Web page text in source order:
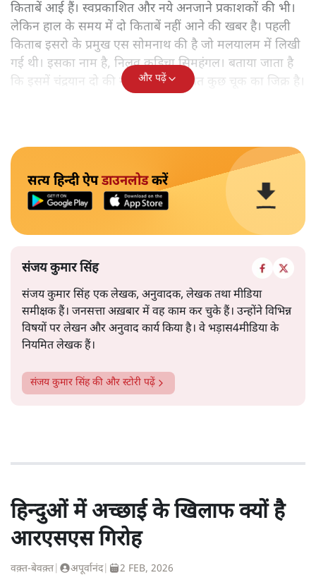
किताबें आई हैं। स्वप्रकाशित और नये अनजाने प्रकाशकों की भी।
लेकिन हाल के समय में दो किताबें नहीं आने की खबर है। पहली
किताब इसरो के प्रमुख एस सोमनाथ की है जो मलयालम में लिखी
गई थी। इसका नाम है, निलवु कुडिचा सिमहंगल। बताया जाता है
कि इसमें चंद्रयान दो की नाकामी से संबंधित कुछ चूक का जिक्र है।
और पढ़ें
सत्य हिन्दी ऐपडाउनलोडकरें
संजय कुमार सिंह
संजय कुमार सिंह एक लेखक, अनुवादक, लेखक तथा मीडिया
समीक्षक हैं। जनसत्ता अख़बार में वह काम कर चुके हैं। उन्होंने विभिन्न
विषयों पर लेखन और अनुवाद कार्य किया है। वे भड़ास4मीडिया के
नियमित लेखक हैं।
संजय कुमार सिंहकी और स्टोरी पढ़ें
हिन्दुओं में अच्छाई के खिलाफ क्यों है
आरएसएस गिरोह
वक़्त-बेवक़्त अपूर्वानंद| 2 FEB, 2026